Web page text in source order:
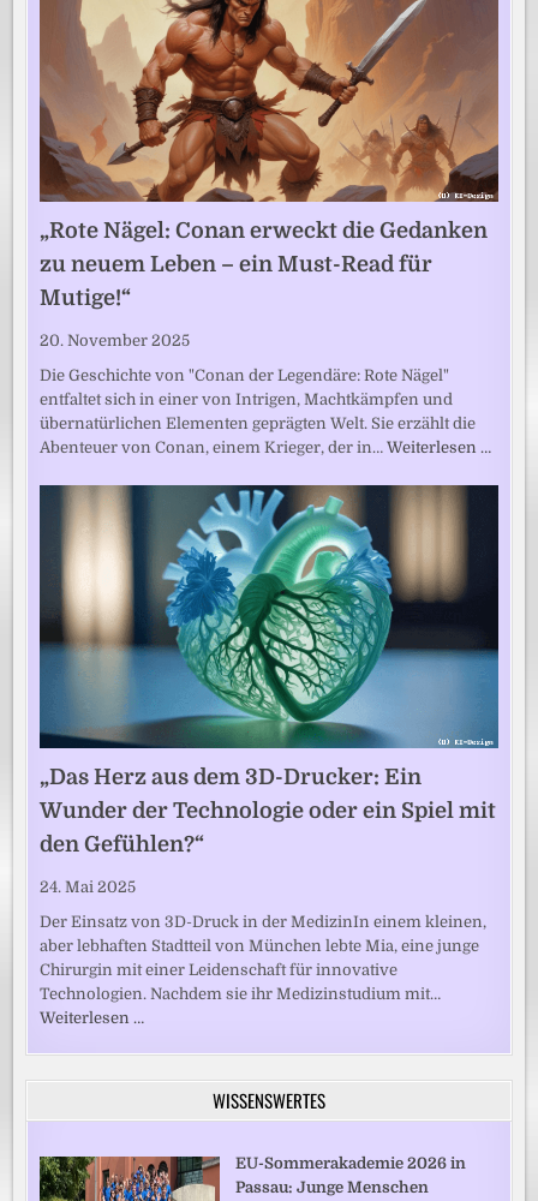
„Rote Nägel: Conan erweckt die Gedanken
zu neuem Leben – ein Must-Read für
Mutige!“
20. November 2025
Die Geschichte von "Conan der Legendäre: Rote Nägel"
entfaltet sich in einer von Intrigen, Machtkämpfen und
übernatürlichen Elementen geprägten Welt. Sie erzählt die
Abenteuer von Conan, einem Krieger, der in…Weiterlesen …
„Das Herz aus dem 3D-Drucker: Ein
Wunder der Technologie oder ein Spiel mit
den Gefühlen?“
24. Mai 2025
Der Einsatz von 3D-Druck in der MedizinIn einem kleinen,
aber lebhaften Stadtteil von München lebte Mia, eine junge
Chirurgin mit einer Leidenschaft für innovative
Technologien. Nachdem sie ihr Medizinstudium mit…
Weiterlesen …
WISSENSWERTES
EU-Sommerakademie 2026 in
Passau: Junge Menschen